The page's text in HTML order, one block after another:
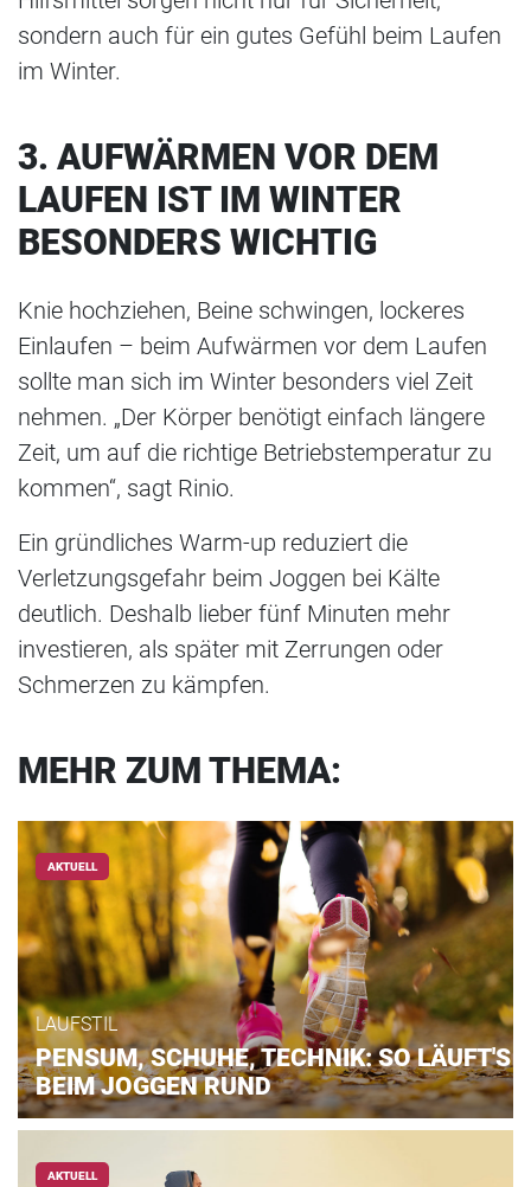
sondern auch für ein gutes Gefühl beim Laufen
im Winter.
3. AUFWÄRMEN VOR DEM
LAUFEN IST IM WINTER
BESONDERS WICHTIG
Knie hochziehen, Beine schwingen, lockeres
Einlaufen – beim Aufwärmen vor dem Laufen
sollte man sich im Winter besonders viel Zeit
nehmen. „Der Körper benötigt einfach längere
Zeit, um auf die richtige Betriebstemperatur zu
kommen“, sagt Rinio.
Ein gründliches Warm-up reduziert die
Verletzungsgefahr beim Joggen bei Kälte
deutlich. Deshalb lieber fünf Minuten mehr
investieren, als später mit Zerrungen oder
Schmerzen zu kämpfen.
MEHR ZUM THEMA:
AKTUELL
LAUFSTIL
PENSUM, SCHUHE, TECHNIK: SO LÄUFT'S
BEIM JOGGEN RUND
AKTUELL